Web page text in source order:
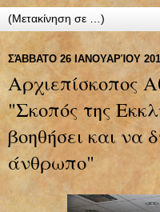
ΣΆΒΒΑΤΟ 26 ΙΑΝΟΥΑΡΊΟΥ
Αρχιεπίσκοπος
"Σκοπός της
βοηθήσει και να
άνθρωπο"